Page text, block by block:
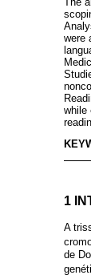
were
while
1
A
de